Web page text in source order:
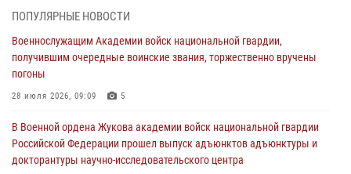
Росгвардии - князя Владимира
Военнослужащим Академии войск национальной гвардии,
получившим очередные воинские звания, торжественно вручены
погоны
В Военной академии Росгвардии оглашены итоги абитуриентских
сборов 2026 года
ПОПУЛЯРНЫЕ НОВОСТИ
Военнослужащим Академии войск национальной гвардии,
получившим очередные воинские звания, торжественно вручены
погоны
28 июля 2026, 09:09 5
В Военной ордена Жукова академии войск национальной гвардии
Российской Федерации прошел выпуск адъюнктов адъюнктуры и
докторантуры научно-исследовательского центра